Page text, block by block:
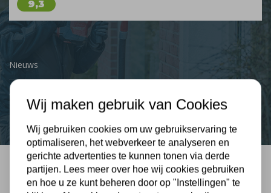
9,3
Nieuws
Bel mij terug
Wij maken gebruik van Cookies
Wij gebruiken cookies om uw gebruikservaring te
optimaliseren, het webverkeer te analyseren en
gerichte advertenties te kunnen tonen via derde
partijen. Lees meer over hoe wij cookies gebruiken
en hoe u ze kunt beheren door op "Instellingen" te